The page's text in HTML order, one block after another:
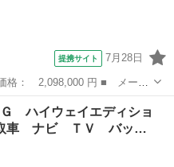
提携サイト 7月28日
■ グレード名： ｅ：ＨＥ
ａ認定中古車 修復歴なし Ｈ
ハイウェイエディショ
車 ナビ ＴＶ バッ…